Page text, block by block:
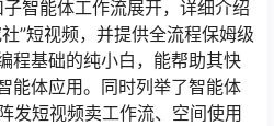
智能体工作流展开，详细介绍
”短视频，并提供全流程保姆级
程基础的纯小白，能帮助其快
能体应用。同时列举了智能体
发短视频卖工作流、空间使用